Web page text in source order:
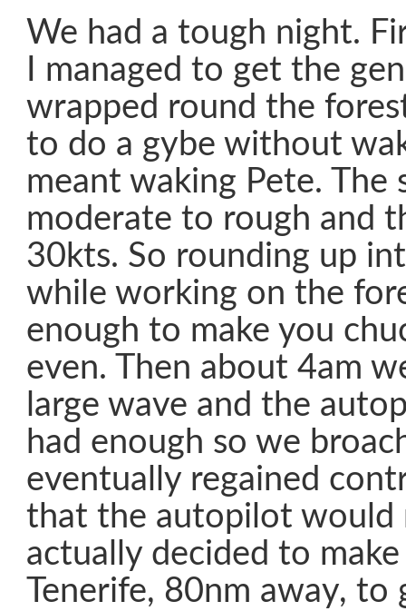
We had a tough night.
I managed to get the
wrapped round the
to do a gybe without
meant waking Pete. The
moderate to rough and
30kts. So rounding up
while working on the
enough to make you
even. Then about 4am
large wave and the
had enough so we
eventually regained
that the autopilot would
actually decided to
Tenerife, 80nm away, to